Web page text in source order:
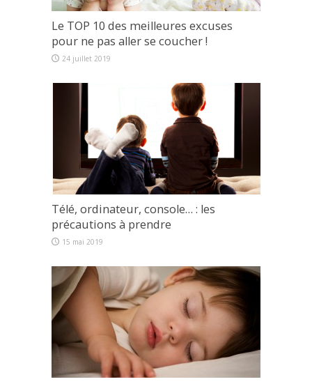
Le TOP 10 des meilleures excuses
pour ne pas aller se coucher !
24 juillet 2019
Télé, ordinateur, console… : les
précautions à prendre
15 mai 2019